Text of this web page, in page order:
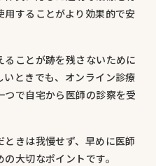
することがより効果的で安
ことが跡を残さないために
ときでも、オンライン診療
で自宅から医師の診察を受
きは我慢せず、早めに医師
大切なポイントです。